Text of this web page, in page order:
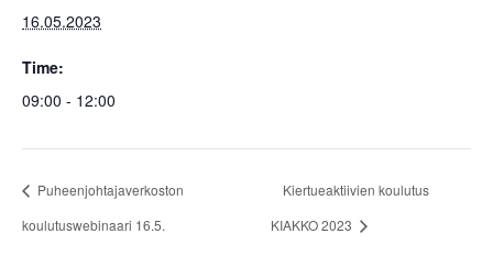
16.05.2023
Time:
09:00 - 12:00
Puheenjohtajaverkoston
koulutuswebinaari 16.5.
Kiertueaktiivien koulutus
KIAKKO 2023